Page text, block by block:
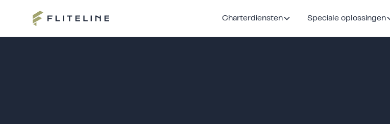
Charterdiensten Speciale oplossingen